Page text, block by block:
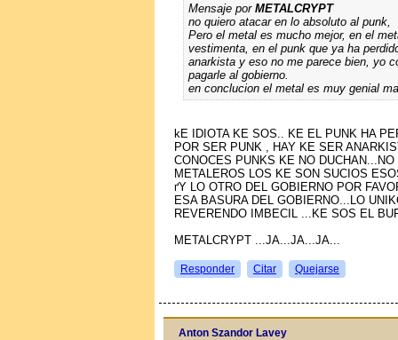
Mensaje por METALCRYPT
no quiero atacar en lo absoluto al punk,
Pero el metal es mucho mejor, en el
vestimenta, en el punk que ya ha
anarkista y eso no me parece bien, yo
pagarle al gobierno.
en conclucion el metal es muy genial
kE IDIOTA KE SOS.. KE EL PUNK HA
POR SER PUNK , HAY KE SER
CONOCES PUNKS KE NO
METALEROS LOS KE SON SUCIOS
ґY LO OTRO DEL GOBIERNO POR
ESA BASURA DEL GOBIERNO...LO
REVERENDO IMBECIL ...KE SOS EL
METALCRYPT ...JA...JA...JA...
Responder Citar Quejarse
Anton Szandor Lavey